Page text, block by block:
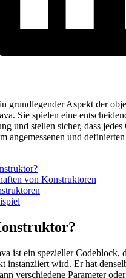
grundlegender Aspekt der
Sie spielen eine
und stellen sicher, dass jedes
angemessenen und
von Konstruktoren
ist ein spezieller Codeblock,
instanziiert wird. Er hat
verschiedene Parameter